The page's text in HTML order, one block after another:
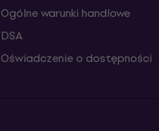
Ogólne warunki handlowe
DSA
Oświadczenie o dostępności